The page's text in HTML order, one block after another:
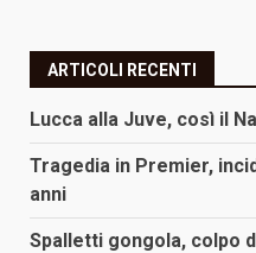
ARTICOLI RECENTI
Lucca alla Juve, così il
Tragedia in Premier,
anni
Spalletti gongola, colpo